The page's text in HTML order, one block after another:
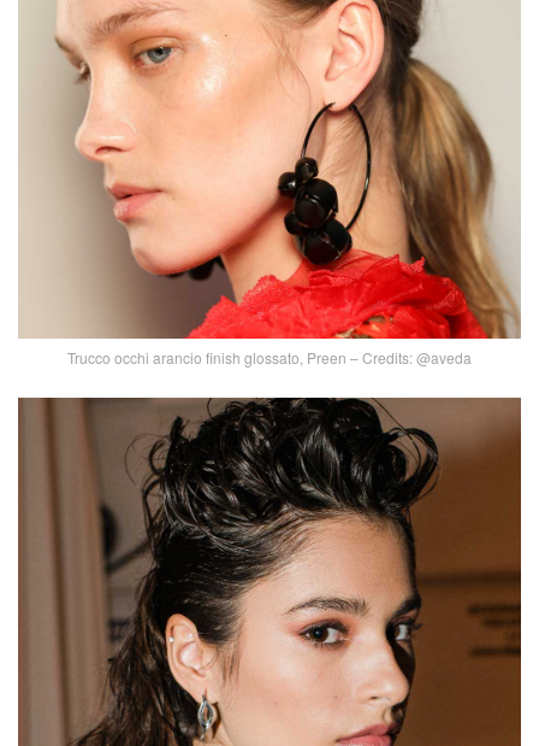
Trucco occhi arancio finish glossato, Preen – Credits: @aveda